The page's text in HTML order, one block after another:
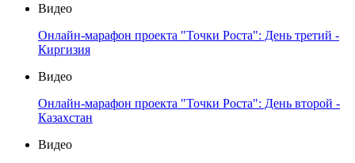
Видео
Онлайн-марафон проекта "Точки Роста": День третий -
Киргизия
Видео
Онлайн-марафон проекта "Точки Роста": День второй -
Казахстан
Видео